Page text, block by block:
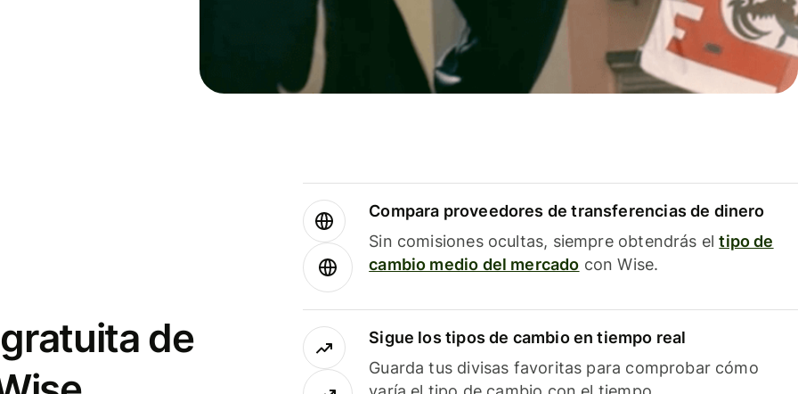
de
Compara proveedores de transferencias de dinero
Sin comisiones ocultas, siempre obtendrás eltipo de
cambio medio del mercado con Wise.
Sigue los tipos de cambio en tiempo real
Guarda tus divisas favoritas para comprobar cómo